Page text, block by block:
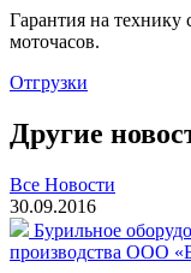
Гарантия на технику
моточасов.
Отгрузки
Другие
Все Новости
30.09.2016
Бурильное
производства ООО